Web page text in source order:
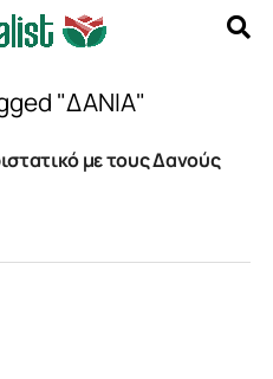
"ΔΑΝΙΑ"
με τους Δανούς